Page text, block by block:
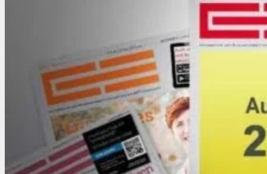
Talentmanagement on demand
1. April 2013
Im IT- und Hightech-Sektor ist der War for Talents in vollem
Fachkräftemangel kann schnell zur Bremse des Erfolgs werden.
Beitrag lesen